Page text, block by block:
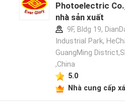
Photoelectric
nhà sản xuất
9F, Bldg 19,
Industrial Park,
GuangMing
,China
5.0
Nhà cung cấp